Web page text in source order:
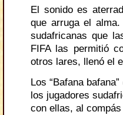
El sonido es
que arruga el
sudafricanas que
FIFA las permitió
otros lares, llenó el
Los “Bafana
los jugadores
con ellas, al